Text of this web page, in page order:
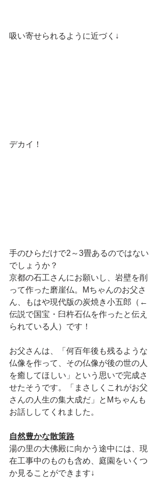
吸い寄せられるように近づく↓
デカイ！
手のひらだけで2～3畳あるのではない
でしょうか？
京都の石工さんにお願いし、岩壁を削
って作った磨崖仏。Mちゃんのお父さ
ん、もはや現代版の炭焼き小五郎（←
伝説で国宝・臼杵石仏を作ったと伝え
られている人）です！
お父さんは、「何百年後も残るような
仏像を作って、その仏像が後の世の人
を癒してほしい」という思いで完成さ
せたそうです。「まさしくこれがお父
さんの人生の集大成だ」とMちゃんも
お話ししてくれました。
自然豊かな散策路
湯の里の大佛殿に向かう途中には、現
在工事中のものも含め、庭園をいくつ
か見ることができます↓